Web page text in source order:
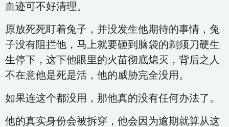
血迹可不好清理。
原放死死盯着兔子，并没发生他期待的事情，兔
子没有阻拦他，马上就要砸到脑袋的剃须刀硬生
生停下，这下他眼里的火苗彻底熄灭，背后之人
不在意他是死是活，他的威胁完全没用。
如果连这个都没用，那他真的没有任何办法了。
他的真实身份会被拆穿，他会因为逾期就算从这